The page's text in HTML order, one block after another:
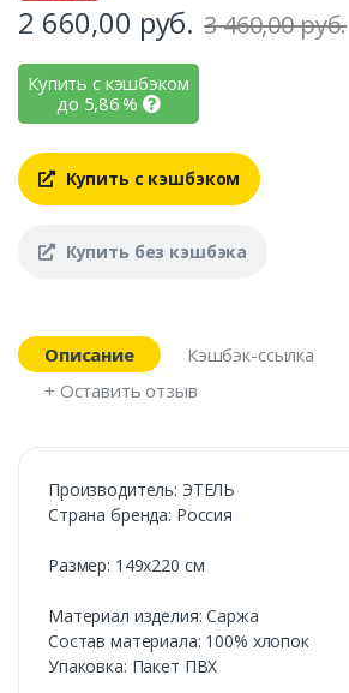
2 660,00 руб. 3 460,00 руб.
Купить с кэшбэком
до 5,86%
Купить с кэшбэком
Купить без кэшбэка
Описание
Кэшбэк-ссылка
+ Оставить отзыв
Производитель: ЭТЕЛЬ
Страна бренда: Россия
Размер: 149х220 см
Материал изделия: Саржа
Состав материала: 100% хлопок
Упаковка: Пакет ПВХ